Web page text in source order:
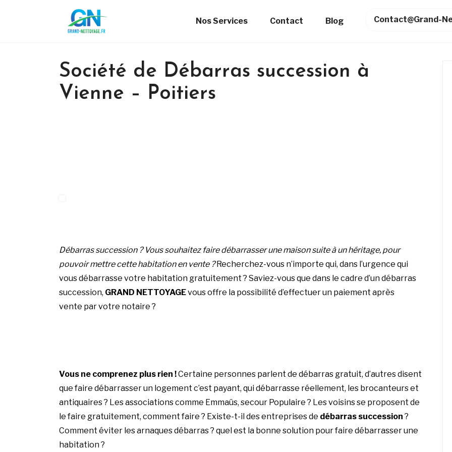
Nos Services Contact Blog Contact@grand-
Société de Débarras succession à
Vienne – Poitiers
Débarras succession ? Vous souhaitez faire débarrasser une maison suite à un héritage, pour
pouvoir mettre cette habitation en vente ?Recherchez-vous n’importe qui, dans l’urgence qui
vous débarrasse votre habitation gratuitement ? Saviez-vous que dans le cadre d’un débarras
succession, GRAND NETTOYAGEvous offre la possibilité d’effectuer un paiement après
vente par votre notaire ?
Vous ne comprenez plus rien !Certaine personnes parlent de débarras gratuit, d’autres disent
que faire débarrasser un logement c’est payant, qui débarrasse réellement, les brocanteurs et
antiquaires ? Les associations comme Emmaüs, secour Populaire ? Les voisins se proposent de
le faire gratuitement, comment faire ? Existe-t-il des entreprises de débarras succession?
Comment éviter les arnaques débarras ? quel est la bonne solution pour faire débarrasser une
habitation ?